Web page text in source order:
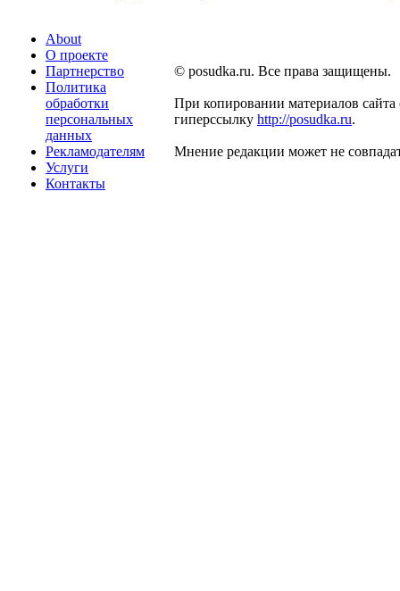
About
О проекте
Партнерство
Политика
обработки
персональных
данных
Рекламодателям
Услуги
Контакты
© posudka.ru. Все права защищены.
При копировании материалов сайта
гиперссылку http://posudka.ru.
Мнение редакции может не